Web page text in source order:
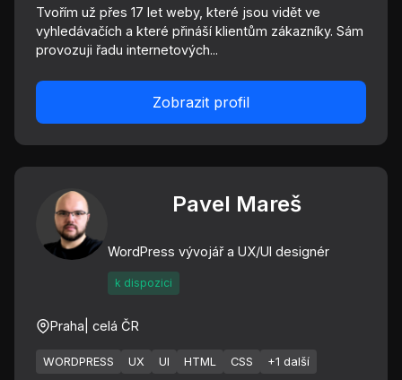
Tvořím už přes 17 let weby, které jsou vidět ve
vyhledávačích a které přináší klientům zákazníky. Sám
provozuji řadu internetových...
Zobrazit profil
Pavel Mareš
WordPress vývojář a UX/UI designér
k dispozici
Praha | celá ČR
WORDPRESS UX UI HTML CSS +1 další